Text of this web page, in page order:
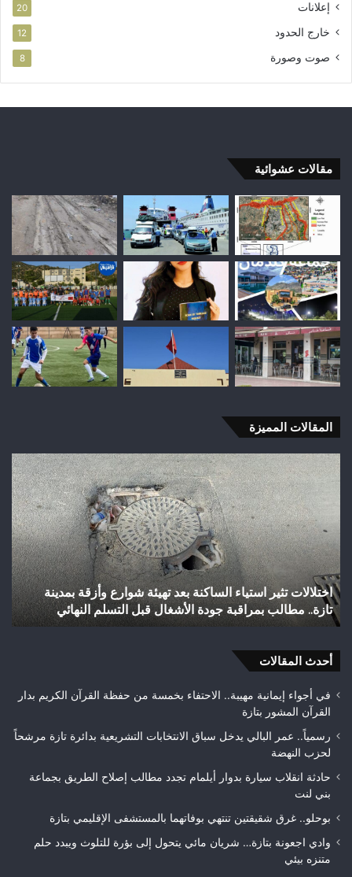
إعلانات 20
خارج الحدود 12
صوت وصورة 8
مقالات عشوائية
المقالات المميزة
بعد تهيئة شوارع وأزقة بمدينة
الأشغال قبل التسلم النهائي
شباب
رأس
أجيري
يحقق
إنجازاً
تاريخياً
بالصعود
إلى
القسم
الثاني
هواة
فاس
شباب رأس أجيري يحقق
الثاني هواة ويتوج بطلاً
أحدث المقالات
في أجواء إيمانية مهيبة.. الاحتفاء بخمسة من حفظة القرآن الكريم بدار
القرآن المشور بتازة
رسمياً.. عمر البالي يدخل سباق الانتخابات التشريعية بدائرة تازة مرشحاً
لحزب النهضة
حادثة انقلاب سيارة بدوار أيلمام تجدد مطالب إصلاح الطريق بجماعة
بني لنت
بوحلو.. غرق شقيقتين تنتهي بوفاتهما بالمستشفى الإقليمي بتازة
وادي اجعونة بتازة… شريان مائي يتحول إلى بؤرة للتلوث ويبدد حلم
متنزه بيئي